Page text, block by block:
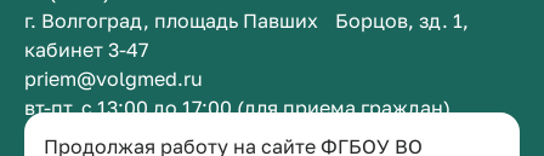
Продолжая работу на сайте ФГБОУ ВО
г. Волгоград, площадь Павших Борцов, зд. 1,
кабинет 3-47
priem@volgmed.ru
вт-пт, с 13:00 до 17:00 (для приема граждан)